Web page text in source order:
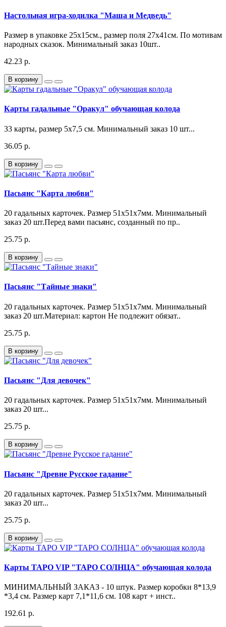
Настольная игра-ходилка "Маша и Медведь"
Размер в упаковке 25х15см., размер поля 27х41см. По мотивам
народных сказок. Минимальный заказ 10шт..
42.23 р.
В корзину
Карты гадальные "Оракул" обучающая колода
33 карты, размер 5х7,5 см. Минимальный заказ 10 шт...
36.05 р.
В корзину
Пасьянс "Карта любви"
20 гадальных карточек. Размер 51х51х7мм. Минимальный
заказ 20 шт.Перед вами пасьянс, созданный по пр..
25.75 р.
В корзину
Пасьянс "Тайные знаки"
20 гадальных карточек. Размер 51х51х7мм. Минимальный
заказ 20 шт.Материал: картон Не подлежит обязат..
25.75 р.
В корзину
Пасьянс "Для девочек"
20 гадальных карточек. Размер 51х51х7мм. Минимальный
заказ 20 шт...
25.75 р.
В корзину
Пасьянс "Древне Русское гадание"
20 гадальных карточек. Размер 51х51х7мм. Минимальный
заказ 20 шт...
25.75 р.
В корзину
Карты ТАРО VIP "ТАРО СОЛНЦА" обучающая колода
МИНИМАЛЬНЫЙ ЗАКАЗ - 10 штук. Размер коробки 8*13,9
*3,4 см. Размер карт 7,1*11,6 см. 108 карт + инст..
192.61 р.